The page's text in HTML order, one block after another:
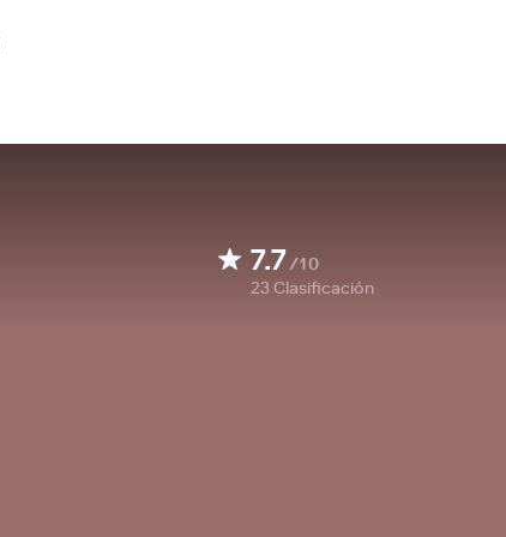
7.7/10
23Clasificación